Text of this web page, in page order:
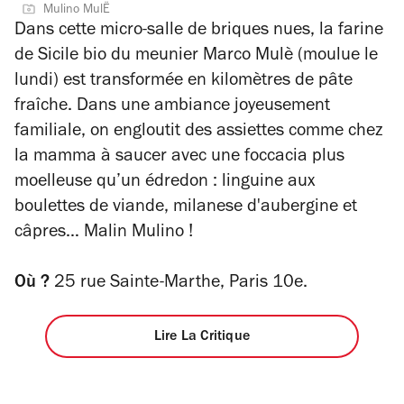
sur
5
étoiles
Mulino MulË
Dans cette micro-salle de briques nues, la farine
de Sicile bio du meunier Marco Mulè (moulue le
lundi) est transformée en kilomètres de pâte
fraîche. Dans une ambiance joyeusement
familiale, on engloutit des assiettes comme chez
la mamma à saucer avec une foccacia plus
moelleuse qu’un édredon : linguine aux
boulettes de viande, milanese d'aubergine et
câpres… Malin Mulino !
Où ? 25 rue Sainte-Marthe, Paris 10e.
Lire La Critique